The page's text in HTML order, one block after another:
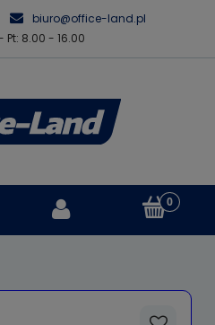
biuro@office-land.pl
Pt: 8.00 - 16.00